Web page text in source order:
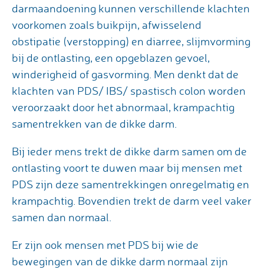
darmaandoening kunnen verschillende klachten
voorkomen zoals buikpijn, afwisselend
obstipatie (verstopping) en diarree, slijmvorming
bij de ontlasting, een opgeblazen gevoel,
winderigheid of gasvorming. Men denkt dat de
klachten van PDS/ IBS/ spastisch colon worden
veroorzaakt door het abnormaal, krampachtig
samentrekken van de dikke darm.
Bij ieder mens trekt de dikke darm samen om de
ontlasting voort te duwen maar bij mensen met
PDS zijn deze samentrekkingen onregelmatig en
krampachtig. Bovendien trekt de darm veel vaker
samen dan normaal.
Er zijn ook mensen met PDS bij wie de
bewegingen van de dikke darm normaal zijn